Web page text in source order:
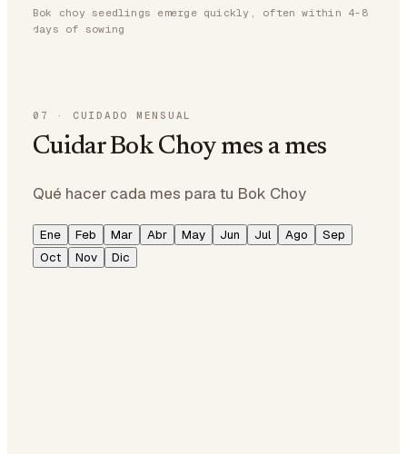
Bok choy seedlings emerge quickly, often within 4-8
days of sowing
07 · CUIDADO MENSUAL
Cuidar Bok Choy mes a mes
Qué hacer cada mes para tu Bok Choy
Ene Feb Mar Abr May Jun Jul Ago
Sep
Oct
Nov Dic